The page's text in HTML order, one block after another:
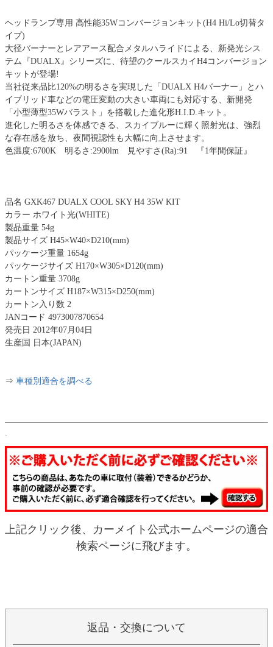
ヘッドランプ専用 高性能35Wコンバージョンキット(H4 Hi/Lo切替タ
イプ)
大径バーナーとレアアース配合メタルハライドによる、新発光シス
テム『DUALX』シリーズに、待望のクールスカイH4コンバージョン
キットが登場!
当社従来品比120%の明るさを実現した「DUALX H4バーナー」とハ
イブリッド車などの電圧変動の大きい車両にも対応する、新開発
「小型薄型35Wバラスト」を搭載した進化形H.I.D.キット。
進化した明るさを体感できる、スカイブルーに輝く照射光は、強烈
な存在感を放ち、夜間視認性も大幅に向上させます。
色温度:6700K 明るさ:2900lm 見やすさ(Ra):91 『1年間保証』
品名 GXK467 DUALX COOL SKY H4 35W KIT
カラー ホワイト光(WHITE)
製品重量 54g
製品サイズ H45×W40×D210(mm)
パッケージ重量 1654g
パッケージサイズ H170×W305×D120(mm)
カートン重量 3708g
カートンサイズ H187×W315×D250(mm)
カートン入り数 2
JANコード 4973007870654
発売日 2012年07月04日
生産国 日本(JAPAN)
⇒ 車種別適合を調べる
.
上記クリック後、カーメイト公式ホームページの適合
検索ページに飛びます。
返品・交換について